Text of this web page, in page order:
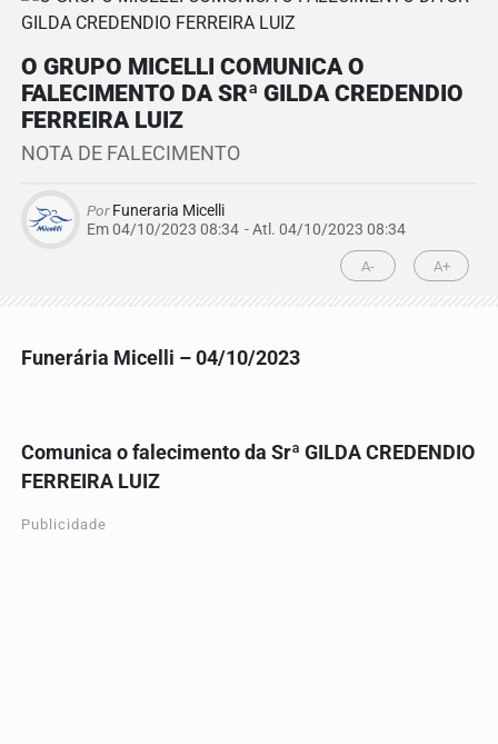
O GRUPO MICELLI COMUNICA O
FALECIMENTO DA SRª GILDA CREDENDIO
FERREIRA LUIZ
NOTA DE FALECIMENTO
PorFuneraria Micelli
Em 04/10/2023 08:34 - Atl. 04/10/2023 08:34
A- A+
Funerária Micelli – 04/10/2023
Comunica o falecimento da Srª GILDA CREDENDIO
FERREIRA LUIZ
Publicidade